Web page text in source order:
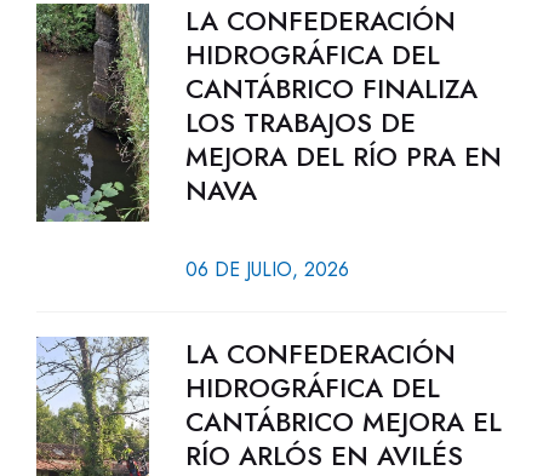
LA CONFEDERACIÓN
HIDROGRÁFICA DEL
CANTÁBRICO FINALIZA
LOS TRABAJOS DE
MEJORA DEL RÍO PRA EN
NAVA
06 DE JULIO, 2026
LA CONFEDERACIÓN
HIDROGRÁFICA DEL
CANTÁBRICO MEJORA EL
RÍO ARLÓS EN AVILÉS